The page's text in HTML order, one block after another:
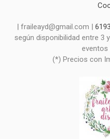
| fraileayd@gmail.com |
según disponibilidad entre 3
eventos
(*) Precios con